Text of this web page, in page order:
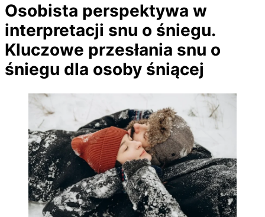
Osobista perspektywa w
interpretacji snu o śniegu.
Kluczowe przesłania snu o
śniegu dla osoby śniącej